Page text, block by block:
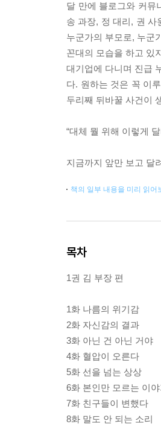
달 만에 블로그와 커뮤
송 과장, 정 대리, 권 사
누군가의 부모로, 누군
꼰대의 모습을 하고 있
대기업에 다니며 진급
다. 원하는 것은 꼭 이
두리째 뒤바꿀 사건이
“대체 뭘 위해 이렇게
지금까지 앞만 보고 달
책의 일부 내용을 미리 읽어
목차
1권 김 부장 편
1화 나름의 위기감
2화 자신감의 결과
3화 아닌 건 아닌 거야
4화 혈압이 오른다
5화 선을 넘는 상상
6화 본인만 모르는 이야
7화 친구들이 변했다
8화 말도 안 되는 소리